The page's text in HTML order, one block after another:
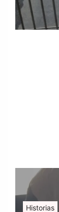
Historias